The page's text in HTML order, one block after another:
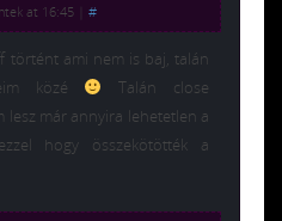
at 16:45 #
történt ami nem is baj, talán
közé
Talán close
lesz már annyira lehetetlen a
hogy összekötötték a